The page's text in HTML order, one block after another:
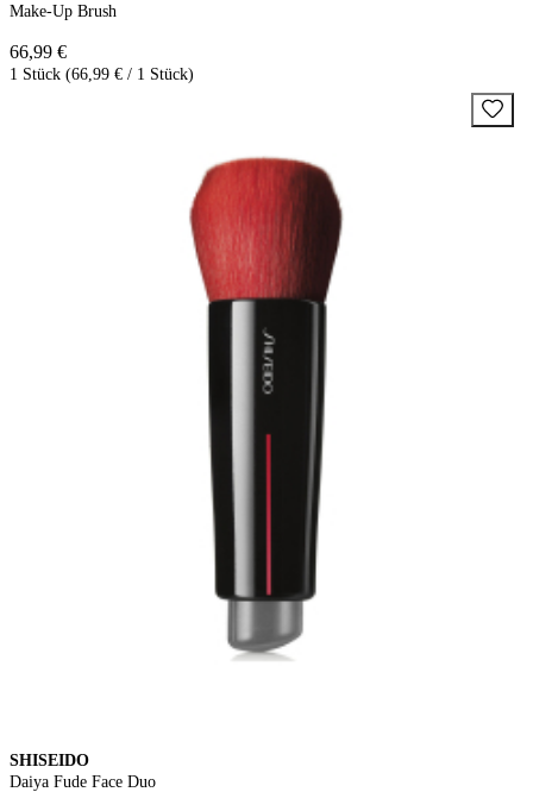
Make-Up Brush
66,99 €
1 Stück (66,99 € / 1 Stück)
SHISEIDO
Daiya Fude Face Duo